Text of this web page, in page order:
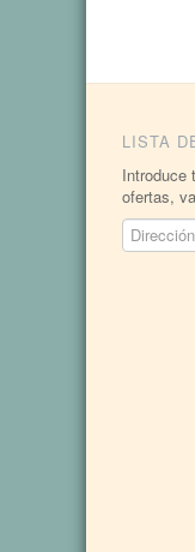
LISTA
Introduce
ofertas,